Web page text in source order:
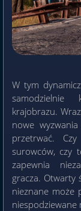
W tym
samodzielnie
krajobrazu.
nowe
przetrwać.
surowców, czy
zapewnia
gracza. Otwarty
nieznane może
niespodziewane